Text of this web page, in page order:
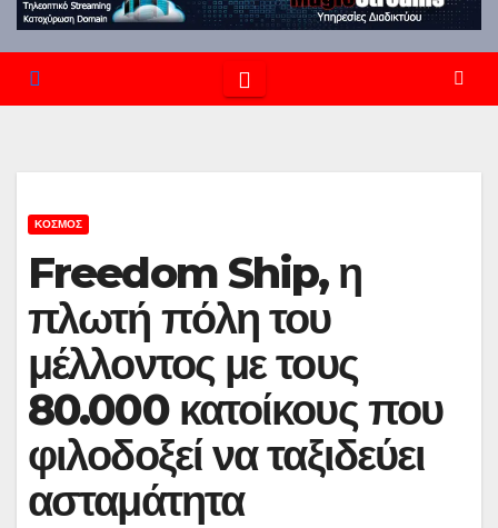
ΚΌΣΜΟΣ
Freedom Ship, η
πλωτή πόλη του
μέλλοντος με τους
80.000 κατοίκους που
φιλοδοξεί να ταξιδεύει
ασταμάτητα